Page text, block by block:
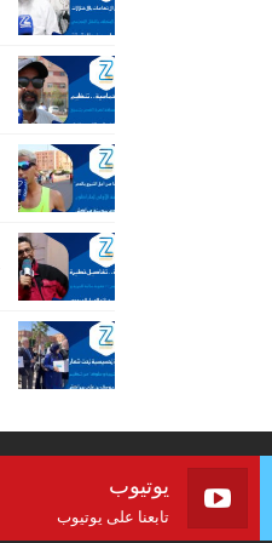
يوتيوب
تابعنا على يوتيوب